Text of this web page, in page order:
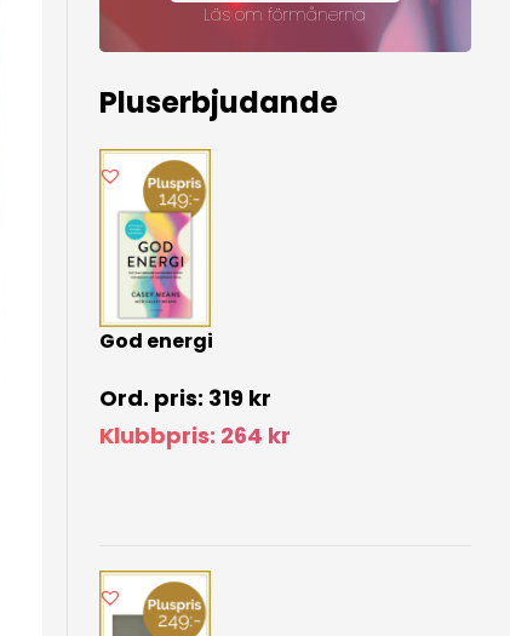
Läs om förmånerna
Pluserbjudande
God energi
319 kr
Klubbpris: 264 kr